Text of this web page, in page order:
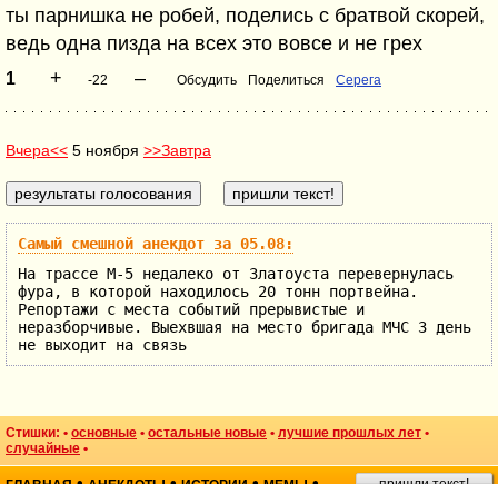
ты парнишка не робей, поделись с братвой скорей,
ведь одна пизда на всех это вовсе и не грех
1 + -22 – Обсудить Поделиться Серега
Вчера<< 5 ноября >>Завтра
Самый смешной анекдот за 05.08:
На трассе М-5 недалеко от Златоуста перевернулась
фура, в которой находилось 20 тонн портвейна.
Репортажи с места событий прерывистые и
неразборчивые. Выехвшая на место бригада МЧС 3 день
не выходит на связь
Стишки: • основные • остальные новые • лучшие прошлых лет •
случайные •